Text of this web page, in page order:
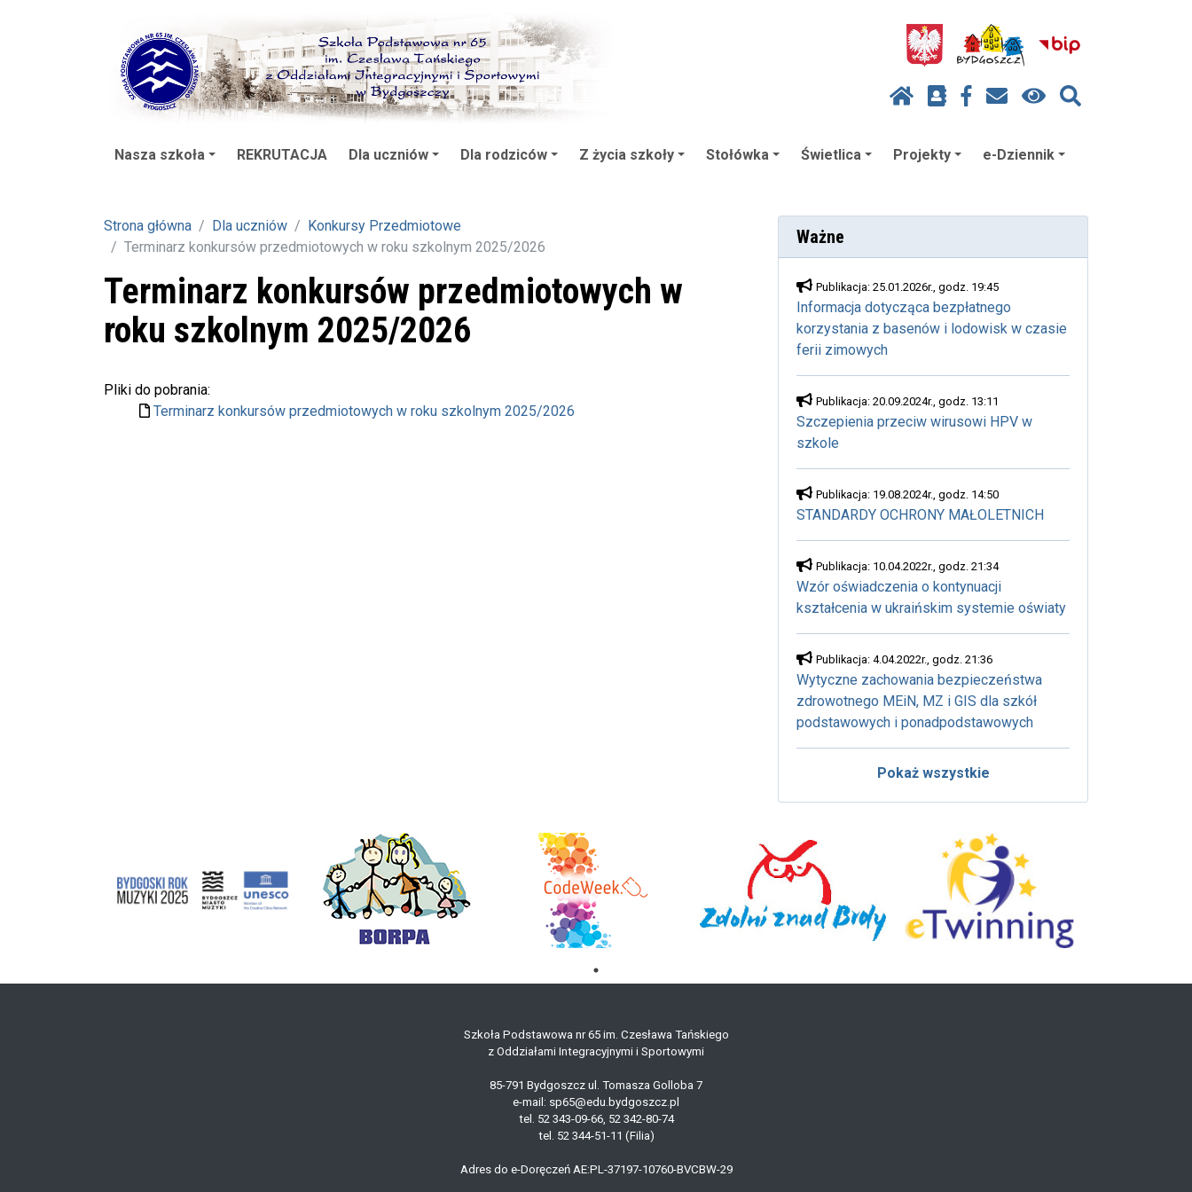
Nasza szkoła REKRUTACJA Dla uczniów Dla rodziców Z życia szkoły Stołówka Świetlica Projekty e-Dziennik
Strona główna Dla uczniów
Konkursy Przedmiotowe
Terminarz konkursów przedmiotowych w roku szkolnym 2025/2026
Terminarz konkursów przedmiotowych w
roku szkolnym 2025/2026
Pliki do pobrania:
Terminarz konkursów przedmiotowych w roku szkolnym 2025/2026
Ważne
Publikacja: 25.01.2026r., godz. 19:45
Informacja dotycząca bezpłatnego
korzystania z basenów i lodowisk w czasie
ferii zimowych
Publikacja: 20.09.2024r., godz. 13:11
Szczepienia przeciw wirusowi HPV w
szkole
Publikacja: 19.08.2024r., godz. 14:50
STANDARDY OCHRONY MAŁOLETNICH
Publikacja: 10.04.2022r., godz. 21:34
Wzór oświadczenia o kontynuacji
kształcenia w ukraińskim systemie oświaty
Publikacja: 4.04.2022r., godz. 21:36
Wytyczne zachowania bezpieczeństwa
zdrowotnego MEiN, MZ i GIS dla szkół
podstawowych i ponadpodstawowych
Pokaż wszystkie
Szkoła Podstawowa nr 65 im. Czesława Tańskiego
z Oddziałami Integracyjnymi i Sportowymi
85-791 Bydgoszcz ul. Tomasza Golloba 7
e-mail: sp65@edu.bydgoszcz.pl
tel. 52 343-09-66, 52 342-80-74
tel. 52 344-51-11 (Filia)
Adres do e-Doręczeń AE:PL-37197-10760-BVCBW-29